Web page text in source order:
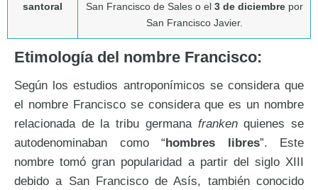
santoral
San Francisco de Sales o el 3 de diciembrepor
San Francisco Javier.
Etimología del nombre Francisco:
Según los estudios antroponímicos se considera que
el nombre Francisco se considera que es un nombre
relacionada de la tribu germana frankenquienes se
autodenominaban como “hombres libres”. Este
nombre tomó gran popularidad a partir del siglo XIII
debido a San Francisco de Asís, también conocido